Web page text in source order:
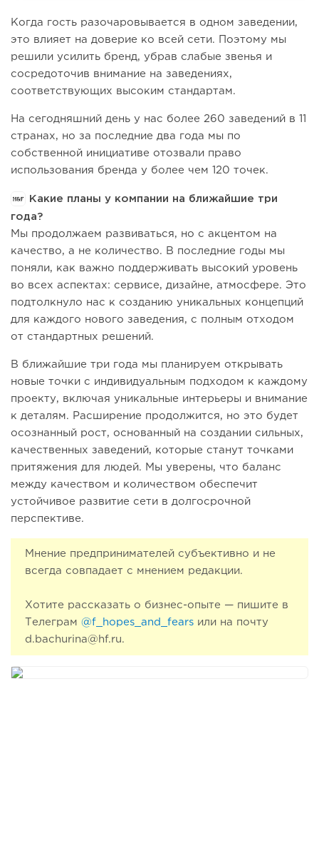
Когда гость разочаровывается в одном заведении,
это влияет на доверие ко всей сети. Поэтому мы
решили усилить бренд, убрав слабые звенья и
сосредоточив внимание на заведениях,
соответствующих высоким стандартам.
На сегодняшний день у нас более 260 заведений в 11
странах, но за последние два года мы по
собственной инициативе отозвали право
использования бренда у более чем 120 точек.
Какие планы у компании на ближайшие три
года?
Мы продолжаем развиваться, но с акцентом на
качество, а не количество. В последние годы мы
поняли, как важно поддерживать высокий уровень
во всех аспектах: сервисе, дизайне, атмосфере. Это
подтолкнуло нас к созданию уникальных концепций
для каждого нового заведения, с полным отходом
от стандартных решений.
В ближайшие три года мы планируем открывать
новые точки с индивидуальным подходом к каждому
проекту, включая уникальные интерьеры и внимание
к деталям. Расширение продолжится, но это будет
осознанный рост, основанный на создании сильных,
качественных заведений, которые станут точками
притяжения для людей. Мы уверены, что баланс
между качеством и количеством обеспечит
устойчивое развитие сети в долгосрочной
перспективе.
Мнение предпринимателей субъективно и не
всегда совпадает с мнением редакции.
Хотите рассказать о бизнес-опыте — пишите в
Телеграм @f_hopes_and_fears или на почту
d.bachurina@hf.ru.